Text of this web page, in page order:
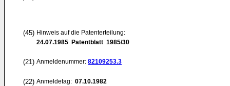
(45) Hinweis auf die Patenterteilung:
24.07.1985 Patentblatt 1985/30
(21) Anmeldenummer: 82109253.3
(22) Anmeldetag: 07.10.1982